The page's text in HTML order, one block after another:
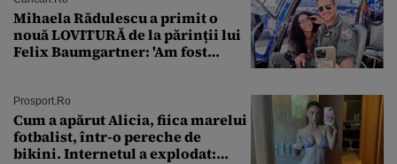
Mihaela Rădulescu a primit o
nouă LOVITURĂ de la părinții lui
Felix Baumgartner: 'Am fost
Prosport.ro
Cum a apărut Alicia, fiica marelui
fotbalist, într-o pereche de
bikini. Internetul a explodat: